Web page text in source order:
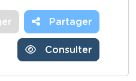
Partager
Consulter